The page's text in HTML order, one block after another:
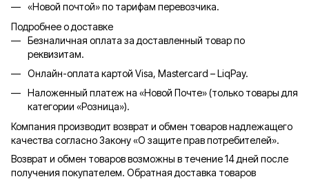
«Новой почтой» по тарифам перевозчика.
Подробнее о доставке
Безналичная оплата за доставленный товар по
реквизитам.
Онлайн-оплата картой Visa, Mastercard – LiqPay.
Наложенный платеж на «Новой Почте» (только товары для
категории «Розница»).
Компания производит возврат и обмен товаров надлежащего
качества согласно Закону «О защите прав потребителей».
Возврат и обмен товаров возможны в течение 14 дней после
получения покупателем. Обратная доставка товаров